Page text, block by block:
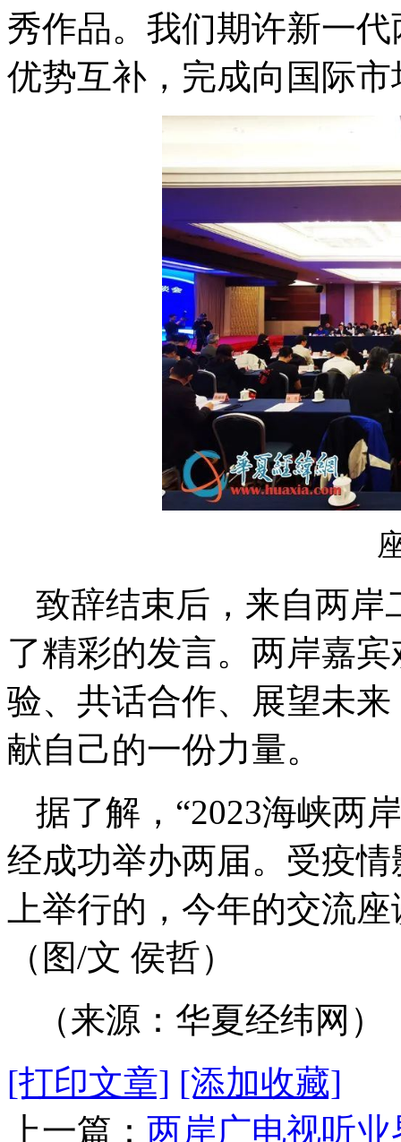
秀作品。我们期许新一
优势互补，完成向国际
致辞结束后，来自两岸
了精彩的发言。两岸嘉
验、共话合作、展望未
献自己的一份力量。
据了解，“2023海峡两
经成功举办两届。受疫
上举行的，今年的交流
（图/文 侯哲）
（来源：华夏经纬网）
[打印文章] [添加收藏]
上一篇： 两岸广电视听